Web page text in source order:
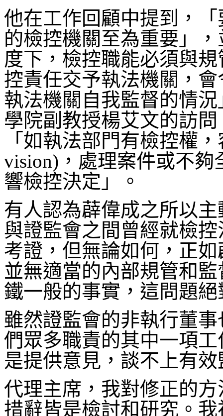
他在工作回顧中提到，
的檢控機關至為重要」
度下，檢控職能必須與
控責任交予執法機關，
執法機關自我監督的情
學院副教授楊艾文的訪
「如執法部門有檢控權
vision)，處理案件或不
響檢控決定」。
有人認為薜偉成之所以
與證監會之間曾經就檢
考證，但無論如何，正
並無適當的內部規管和
鐵一般的事實，這問題
雖然證監會的非執行董
們眾多職責的其中一項
是提供意見，談不上有效
代理主席，我對修正的
措辭皆是檢討和研究。